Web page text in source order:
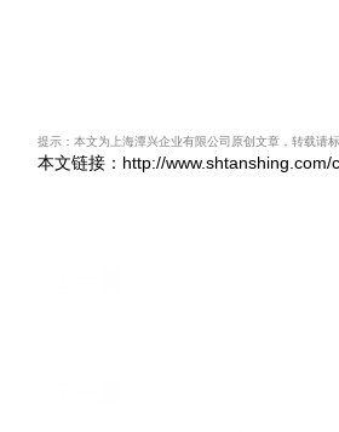
提示：本文为上海潭兴企业有限公司原创文章，转载请标
本文链接：http://www.shtanshing.com/